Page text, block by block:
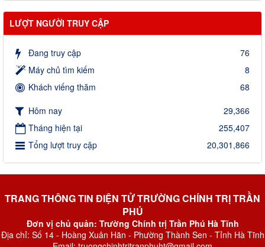
LƯỢT NGƯỜI TRUY CẬP
Đang truy cập
76
Máy chủ tìm kiếm
8
Khách viếng thăm
68
Hôm nay
29,366
Tháng hiện tại
255,407
Tổng lượt truy cập
20,301,866
TRANG THÔNG TIN ĐIỆN TỬ TRƯỜNG CHÍNH TRỊ TRẦN
PHÚ
Đơn vị chủ quản: Trường Chính trị Trần Phú Hà Tĩnh
Địa chỉ: Số 14 - Hoàng Xuân Hãn - Phường Thành Sen - Tỉnh Hà Tĩnh